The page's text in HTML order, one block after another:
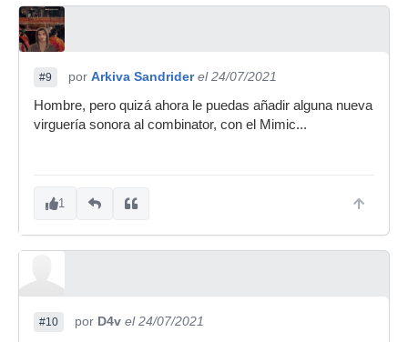
#9 por Arkiva Sandrider el 24/07/2021
Hombre, pero quizá ahora le puedas añadir alguna nueva
virguería sonora al combinator, con el Mimic...
1
#10 por D4v el 24/07/2021